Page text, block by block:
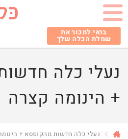
בואי למכור את
שמלת הכלה שלך
נעלי כלה
+ הינומה קצרה
נעלי כלה חדשות מהקופסא +